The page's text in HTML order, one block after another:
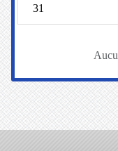
31